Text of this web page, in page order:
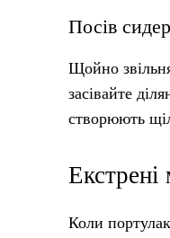
Посів
Щойно
засівайте
створюють
Екстрені
Коли